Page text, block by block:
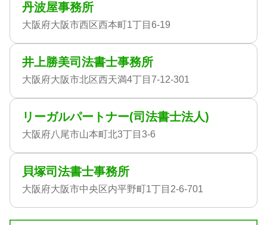
丹波屋事務所
大阪府大阪市西区西本町1丁目6-19
井上勝美司法書士事務所
大阪府大阪市北区西天満4丁目7-12-301
リーガルパートナー(司法書士法人)
大阪府八尾市山本町北3丁目3-6
貝塚司法書士事務所
大阪府大阪市中央区内平野町1丁目2-6-701